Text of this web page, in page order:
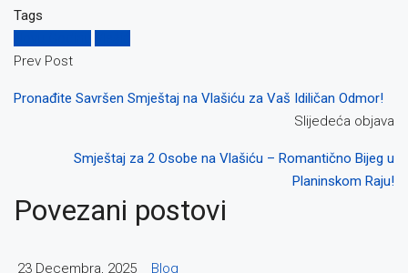
Tags
Prev Post
Pronađite Savršen Smještaj na Vlašiću za Vaš Idiličan Odmor!
Slijedeća objava
Smještaj za 2 Osobe na Vlašiću – Romantično Bijeg u
Planinskom Raju!
Povezani postovi
23 Decembra, 2025 Blog